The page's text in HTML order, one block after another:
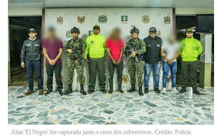
Alias 'El Negro' fue capturado junto a otros dos subversivos. Crédito: Policía